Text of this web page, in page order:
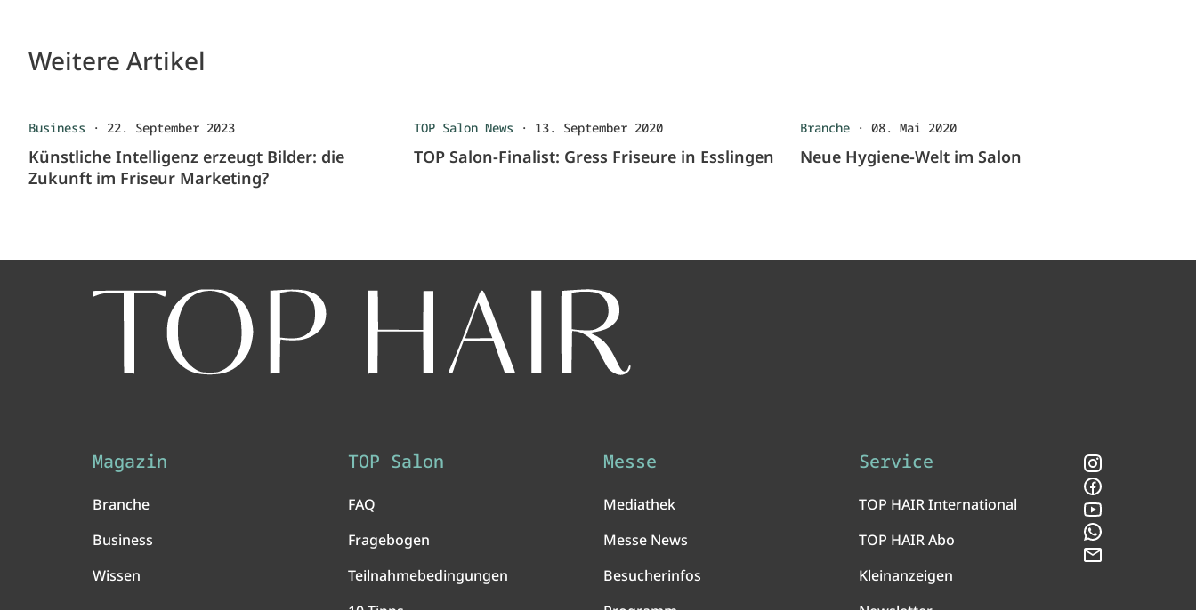
Weitere Artikel
Business · 22. September 2023
Künstliche Intelligenz erzeugt Bilder: die
Zukunft im Friseur Marketing?
TOP Salon News · 13. September 2020
TOP Salon-Finalist: Gress Friseure in Esslingen
Branche· 08. Mai 2020
Neue Hygiene-Welt im Salon
Magazin
Branche
Business
Wissen
TOP Salon
FAQ
Fragebogen
Teilnahmebedingungen
Messe
Mediathek
Messe News
Besucherinfos
Service
TOP HAIR International
TOP HAIR Abo
Kleinanzeigen